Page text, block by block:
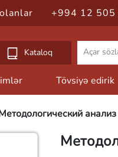
+994 12 505
Kataloq
Tövsiyə edirik